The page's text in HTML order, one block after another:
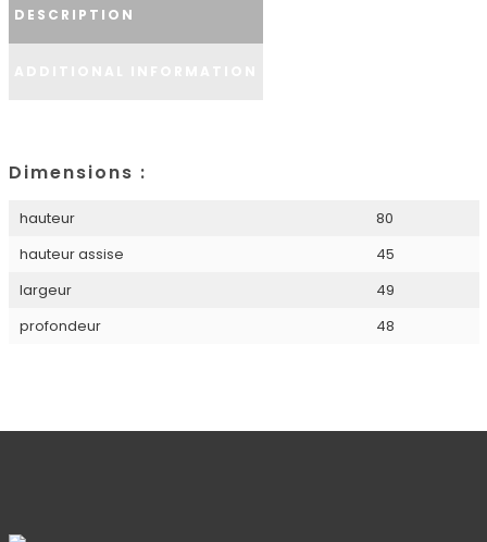
DESCRIPTION
Dimensions :
hauteur
80
hauteur assise
45
largeur
49
profondeur
48